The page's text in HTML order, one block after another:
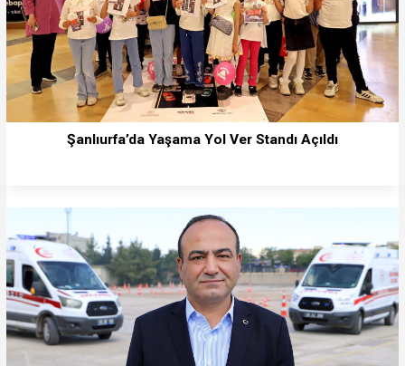
Şanlıurfa’da Yaşama Yol Ver Standı Açıldı